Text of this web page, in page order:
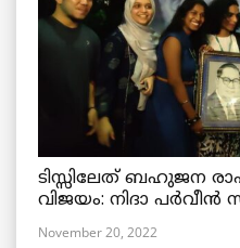
ടിസ്സിലേത് ബഹുജന
വിജയം: നിദാ പർവീൻ
November 20, 2022